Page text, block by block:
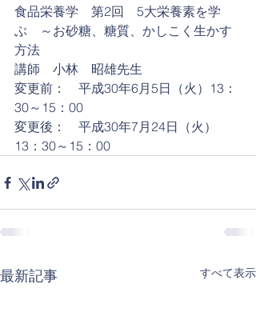
食品栄養学　第2回　5大栄養素を学
ぶ　～お砂糖、糖質、かしこく生かす
方法
講師　小林　昭雄先生
変更前：　平成30年6月5日（火）13：
30～15：00
変更後：　平成30年7月24日（火）
13：30～15：00
最新記事 すべて表示